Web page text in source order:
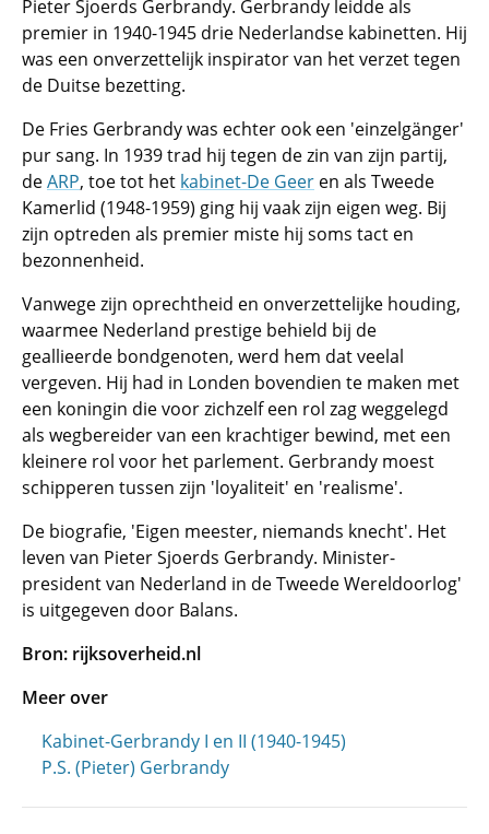
Pieter Sjoerds Gerbrandy. Gerbrandy leidde als
premier in 1940-1945 drie Nederlandse kabinetten. Hij
was een onverzettelijk inspirator van het verzet tegen
de Duitse bezetting.
De Fries Gerbrandy was echter ook een 'einzelgänger'
pur sang. In 1939 trad hij tegen de zin van zijn partij,
deARP, toe tot het kabinet-De Geer en als Tweede
Kamerlid (1948-1959) ging hij vaak zijn eigen weg. Bij
zijn optreden als premier miste hij soms tact en
bezonnenheid.
Vanwege zijn oprechtheid en onverzettelijke houding,
waarmee Nederland prestige behield bij de
geallieerde bondgenoten, werd hem dat veelal
vergeven. Hij had in Londen bovendien te maken met
een koningin die voor zichzelf een rol zag weggelegd
als wegbereider van een krachtiger bewind, met een
kleinere rol voor het parlement. Gerbrandy moest
schipperen tussen zijn 'loyaliteit' en 'realisme'.
De biografie, 'Eigen meester, niemands knecht'. Het
leven van Pieter Sjoerds Gerbrandy. Minister-
president van Nederland in de Tweede Wereldoorlog'
is uitgegeven door Balans.
Bron: rijksoverheid.nl
Meer over
Kabinet-Gerbrandy I en II (1940-1945)
P.S. (Pieter) Gerbrandy